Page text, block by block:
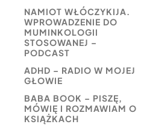
NAMIOT WŁÓCZYKIJA.
WPROWADZENIE DO
MUMINKOLOGII
STOSOWANEJ –
PODCAST
ADHD – RADIO W MOJEJ
GŁOWIE
BABA BOOK – PISZĘ,
MÓWIĘ I ROZMAWIAM O
KSIĄŻKACH